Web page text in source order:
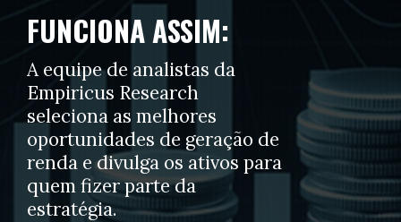
FUNCIONA ASSIM:
A equipe de analistas da
Empiricus Research
seleciona as melhores
oportunidades de geração de
renda e divulga os ativos para
quem fizer parte da
estratégia.